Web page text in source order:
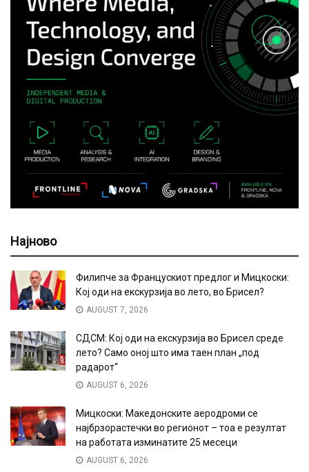
Најново
Филипче за Францускиот предлог и Мицкоски:
Кој оди на екскурзија во лето, во Брисел?
AUGUST 7, 2026
СДСМ: Кој оди на екскурзија во Брисел среде
лето? Само оној што има таен план „под
радарот“
AUGUST 6, 2026
Мицкоски: Македонските аеродроми се
најбрзорастечки во регионот – тоа е резултат
на работата изминатите 25 месеци
AUGUST 6, 2026